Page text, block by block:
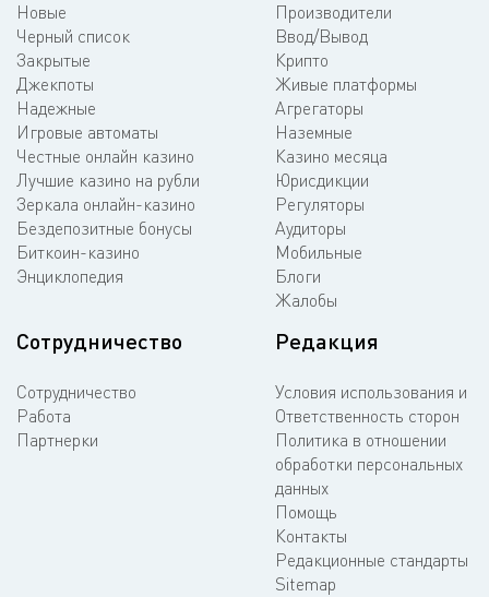
Новые
Черный список
Закрытые
Джекпоты
Надежные
Игровые автоматы
Честные онлайн казино
Лучшие казино на рубли
Зеркала онлайн-казино
Бездепозитные бонусы
Биткоин-казино
Энциклопедия
Производители
Ввод/Вывод
Крипто
Живые платформы
Агрегаторы
Наземные
Казино месяца
Юрисдикции
Регуляторы
Аудиторы
Мобильные
Блоги
Жалобы
Сотрудничество
Сотрудничество
Работа
Партнерки
Редакция
Условия использования и
Ответственность сторон
Политика в отношении
обработки персональных
данных
Помощь
Контакты
Редакционные стандарты
Sitemap